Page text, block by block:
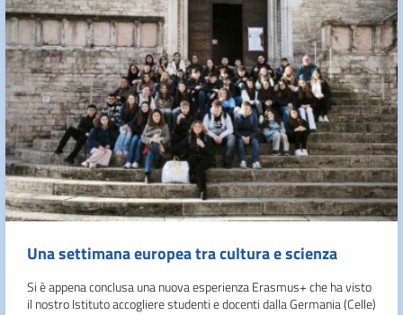
Una settimana europea tra cultura e scienza
Si è appena conclusa una nuova esperienza Erasmus+ che ha visto
il nostro Istituto accogliere studenti e docenti dalla Germania (Celle)